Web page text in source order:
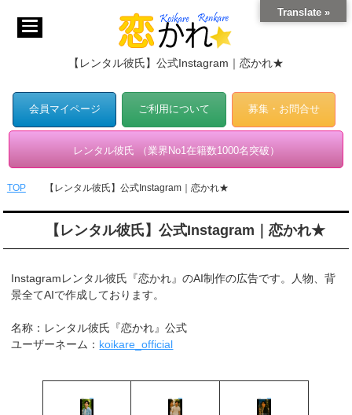
【レンタル彼氏】公式Instagram｜恋かれ★
会員マイページ ご利用について 募集・お問合せ
レンタル彼氏 （業界No1在籍数1000名突破）
TOP 【レンタル彼氏】公式Instagram｜恋かれ★
【レンタル彼氏】公式Instagram｜恋かれ★
Instagramレンタル彼氏『恋かれ』のAI制作の広告です。人物、背
景全てAIで作成しております。
名称：レンタル彼氏『恋かれ』公式
ユーザーネーム： koikare_official
Translate »